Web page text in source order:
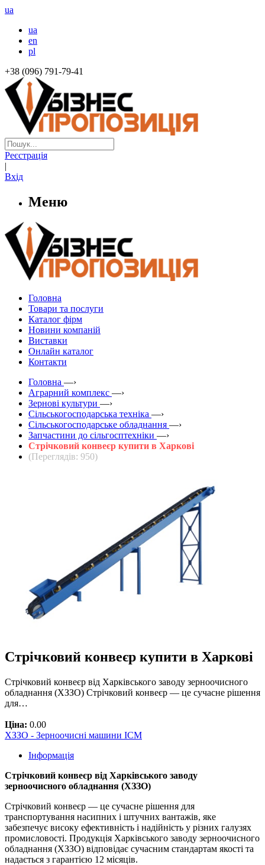
ua
ua
en
pl
+38 (096) 791-79-41
Реєстрація
|
Вхід
Меню
Головна
Товари та послуги
Каталог фірм
Новини компаній
Виставки
Онлайн каталог
Контакти
Головна —›
Аграрний комплекс —›
Зернові культури —›
Сільськогосподарська техніка —›
Сільськогосподарське обладнання —›
Запчастини до сільгосптехніки —›
Стрічковий конвеєр купити в Харкові
(Переглядів: 950)
Стрічковий конвеєр купити в Харкові
Стрічковий конвеєр від Харківського заводу зерноочисного
обладнання (ХЗЗО) Стрічковий конвеєр — це сучасне рішення
для…
Ціна: 0.00
ХЗЗО - Зерноочисні машини ІСМ
Інформація
Стрічковий конвеєр від Харківського заводу
зерноочисного обладнання (ХЗЗО)
Стрічковий конвеєр — це сучасне рішення для
транспортування насипних і штучних вантажів, яке
забезпечує високу ефективність і надійність у різних галузях
промисловості. Продукція Харківського заводу зерноочисного
обладнання (ХЗЗО) відповідає сучасним стандартам якості та
надається з гарантією 12 місяців.